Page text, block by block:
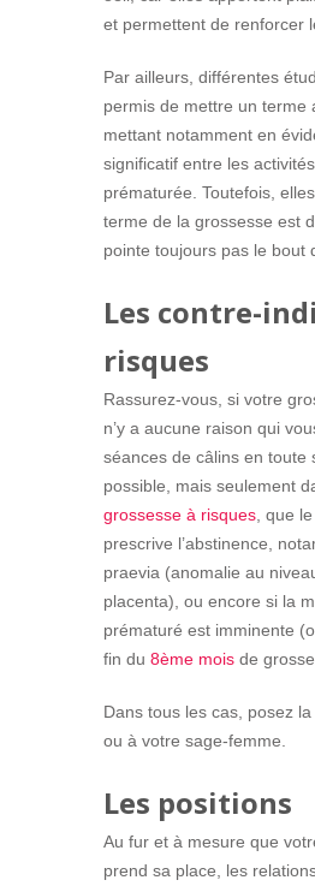
et permettent de renforcer
Par ailleurs, différentes
permis de mettre un terme
mettant notamment en
significatif entre les
prématurée. Toutefois,
terme de la grossesse est
pointe toujours pas le bout
Les contre-
risques
Rassurez-vous, si votre
n’y a aucune raison qui
séances de câlins en toute
possible, mais seulement
grossesse à risques , que
prescrive l’abstinence,
praevia (anomalie au
placenta), ou encore si la
prématuré est imminente
fin du8ème mois de
Dans tous les cas, posez
ou à votre sage-femme.
Les positions
Au fur et à mesure que
prend sa place, les